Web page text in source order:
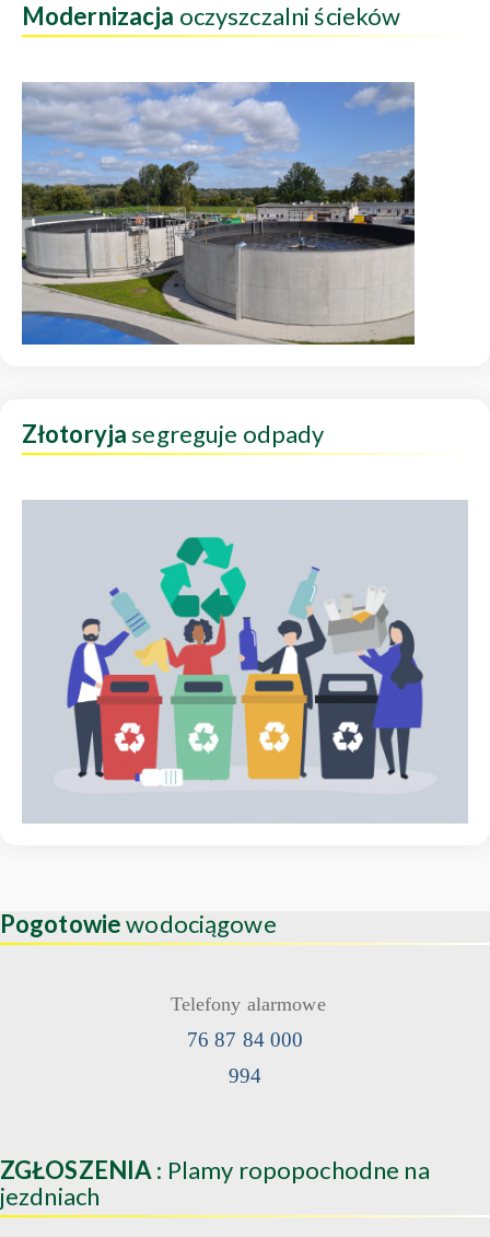
Modernizacja oczyszczalni ścieków
Złotoryjasegreguje odpady
Pogotowiewodociągowe
Telefony alarmowe
76 87 84 000
994
ZGŁOSZENIA : Plamy ropopochodne na
jezdniach